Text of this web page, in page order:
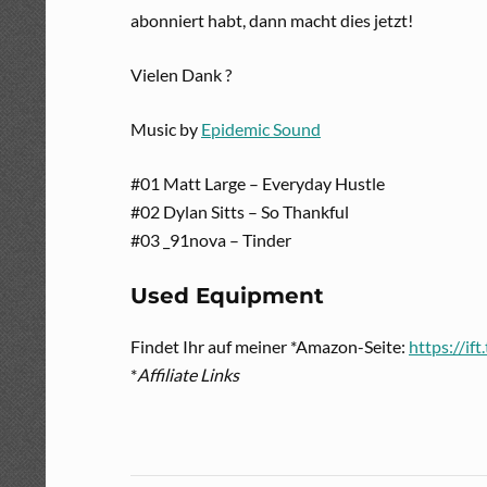
abonniert habt, dann macht dies jetzt!
Vielen Dank ?
Music by Epidemic Sound
#01 Matt Large – Everyday Hustle
#02 Dylan Sitts – So Thankful
#03 _91nova – Tinder
Used Equipment
Findet Ihr auf meiner *Amazon-Seite: https://
*Affiliate Links